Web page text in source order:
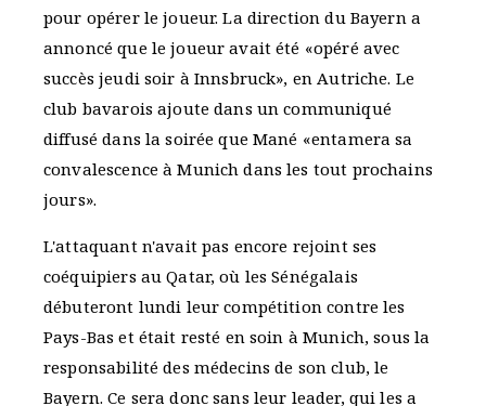
pour opérer le joueur. La direction du Bayern a
annoncé que le joueur avait été «opéré avec
succès jeudi soir à Innsbruck», en Autriche. Le
club bavarois ajoute dans un communiqué
diffusé dans la soirée que Mané «entamera sa
convalescence à Munich dans les tout prochains
jours».
L'attaquant n'avait pas encore rejoint ses
coéquipiers au Qatar, où les Sénégalais
débuteront lundi leur compétition contre les
Pays-Bas et était resté en soin à Munich, sous la
responsabilité des médecins de son club, le
Bayern. Ce sera donc sans leur leader, qui les a